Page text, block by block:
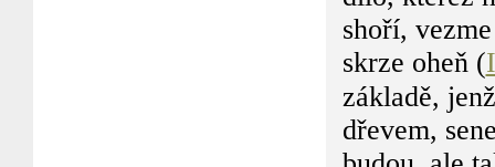
shoří,
skrze oheň (
základě,
dřevem,